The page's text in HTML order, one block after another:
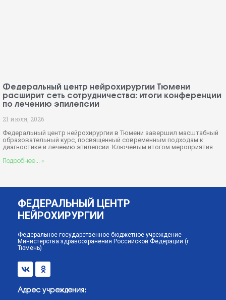
Федеральный центр нейрохирургии Тюмени
расширит сеть сотрудничества: итоги конференции
по лечению эпилепсии
21 июля, 2026
Федеральный центр нейрохирургии в Тюмени завершил масштабный
образовательный курс, посвященный современным подходам к
диагностике и лечению эпилепсии. Ключевым итогом мероприятия
Подробнее... »
ФЕДЕРАЛЬНЫЙ ЦЕНТР
НЕЙРОХИРУРГИИ
Федеральное государственное бюджетное учреждение
Министерства здравоохранения Российской Федерации (г.
Тюмень)
Адрес учреждения: